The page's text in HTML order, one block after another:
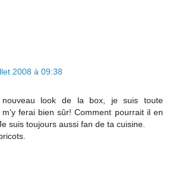
2008 à 09:38
look de la box, je suis toute
ferai bien sûr! Comment pourrait il en
suis toujours aussi fan de ta cuisine.